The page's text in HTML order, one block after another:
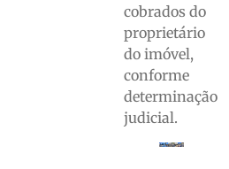
cobrados do
proprietário
do imóvel,
conforme
determinação
judicial.